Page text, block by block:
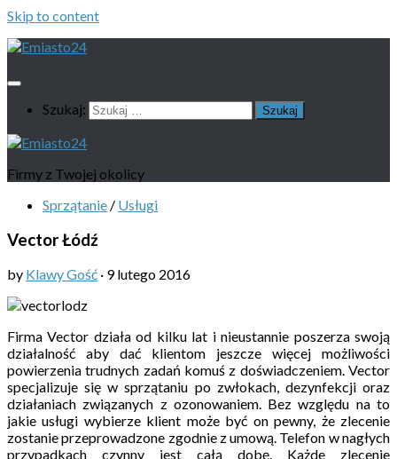
Skip to content
Szukaj:
Firmy z Twojej okolicy
Sprzątanie / Usługi
Vector Łódź
by Klawy Gość · 9 lutego 2016
Firma Vector działa od kilku lat i nieustannie poszerza swoją
działalność aby dać klientom jeszcze więcej możliwości
powierzenia trudnych zadań komuś z doświadczeniem. Vector
specjalizuje się w sprzątaniu po zwłokach, dezynfekcji oraz
działaniach związanych z ozonowaniem. Bez względu na to
jakie usługi wybierze klient może być on pewny, że zlecenie
zostanie przeprowadzone zgodnie z umową. Telefon w nagłych
przypadkach czynny jest całą dobę. Każde zlecenie